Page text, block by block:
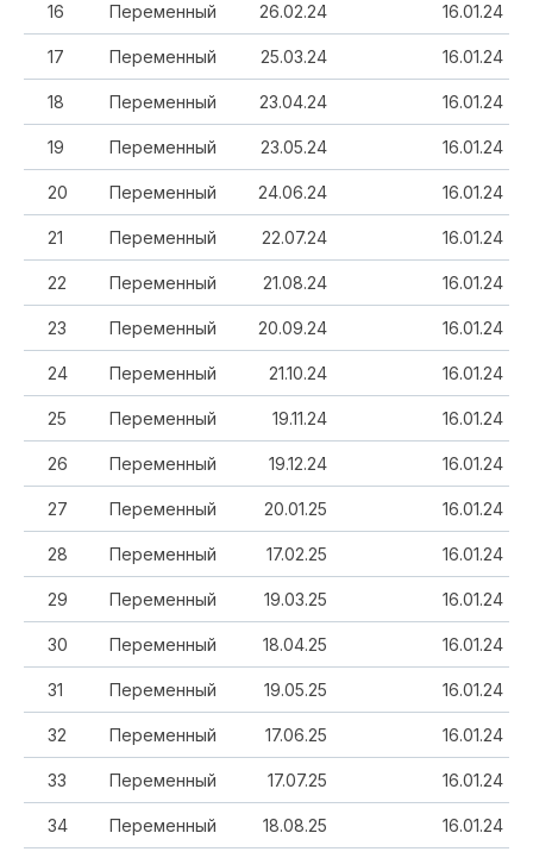
16 Переменный 26.02.24 16.01.24
17 Переменный 25.03.24 16.01.24
18 Переменный 23.04.24 16.01.24
19 Переменный 23.05.24 16.01.24
20 Переменный 24.06.24 16.01.24
21 Переменный 22.07.24 16.01.24
22 Переменный 21.08.24 16.01.24
23 Переменный 20.09.24 16.01.24
24 Переменный 21.10.24 16.01.24
25 Переменный 19.11.24 16.01.24
26 Переменный 19.12.24 16.01.24
27 Переменный 20.01.25 16.01.24
28 Переменный 17.02.25 16.01.24
29 Переменный 19.03.25 16.01.24
30 Переменный 18.04.25 16.01.24
31 Переменный 19.05.25 16.01.24
32 Переменный 17.06.25 16.01.24
33 Переменный 17.07.25 16.01.24
34 Переменный 18.08.25 16.01.24